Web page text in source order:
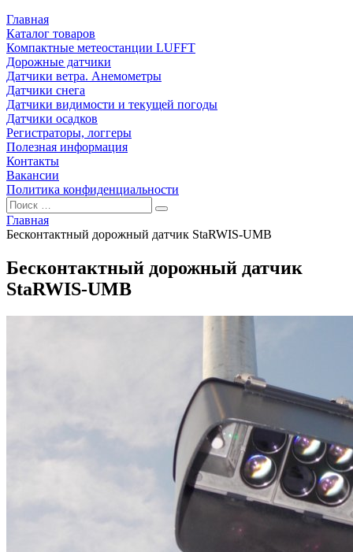
Главная
Каталог товаров
Компактные метеостанции LUFFT
Дорожные датчики
Датчики ветра. Анемометры
Датчики снега
Датчики видимости и текущей погоды
Датчики осадков
Регистраторы, логгеры
Полезная информация
Контакты
Вакансии
Политика конфиденциальности
Главная
Бесконтактный дорожный датчик StaRWIS-UMB
Бесконтактный дорожный датчик
StaRWIS-UMB